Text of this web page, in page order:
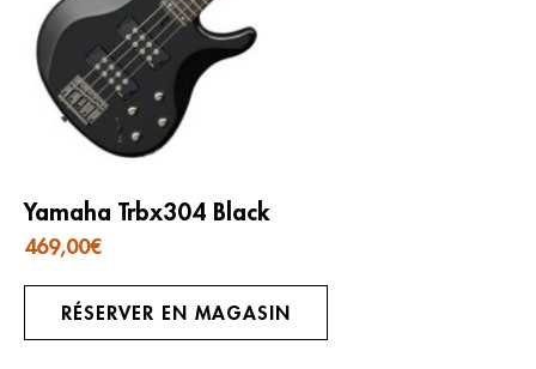
Yamaha Trbx304 Black
469,00€
RÉSERVER EN MAGASIN